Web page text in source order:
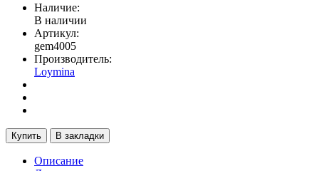
Наличие:
В наличии
Артикул:
gem4005
Производитель:
Loymina
Купить В закладки
Описание